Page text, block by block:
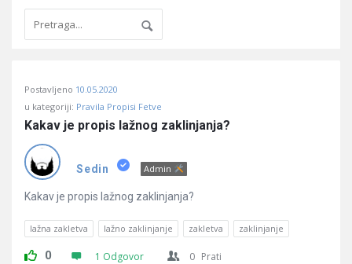
Učene
Latest
Pitanja
Postavljeno 10.05.2020
u kategoriji: Pravila Propisi Fetve
Kakav je propis lažnog zaklinjanja?
Sedin Admin
Kakav je propis lažnog zaklinjanja?
lažna zakletva lažno zaklinjanje zakletva zaklinjanje
0 1 Odgovor 0 Prati